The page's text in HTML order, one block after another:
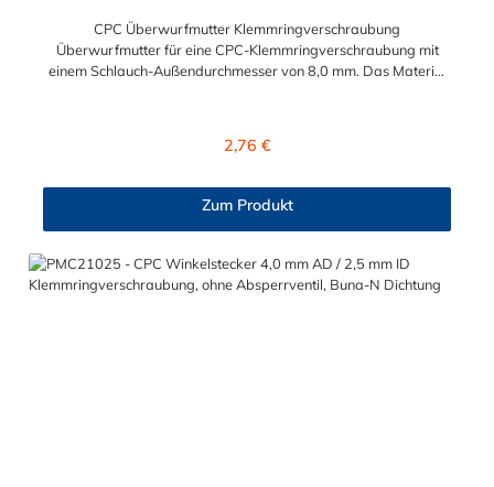
CPC Überwurfmutter Klemmringverschraubung
Überwurfmutter für eine CPC-Klemmringverschraubung mit
einem Schlauch-Außendurchmesser von 8,0 mm. Das Material
Regulärer Preis:
2,76 €
Zum Produkt